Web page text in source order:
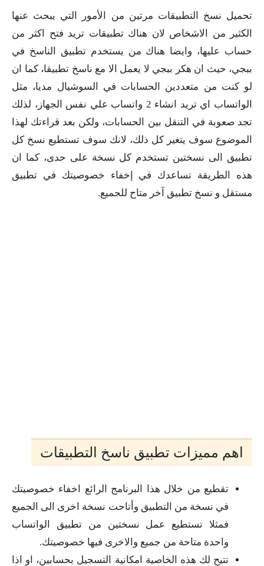
تحميل نسخ التطبيقات مرتين من الأمور التي يبحث عنها
الكثير من الاشخاص لان هناك تطبيقات تريد فتح اكثر من
حساب عليها، وايضا هناك من يستخدم تطبيق الناسخ في
ببجي، حيث ان هكر ببجي لا يعمل الا مع ناسخ تطبيقا، كما ان
لو كنت من متعددين الحسابات في السوشيال مديا، مثل
الواتساب اي تريد انشاء 2 واتساب علي نفس الجهاز، لذلك
تجد صعوبة في التنقل بين الحسابات، ولكن بعد قراءتك لهذا
الموضوع سوف يتغير كل ذلك، لانك سوف تستطيع نسخ كل
تطبيق الى نسختين تستخدم كل نسخة على حدى، كما ان
هذه الطريقة تساعدك في إخفاء خصوصيتك في تطبيق
مستقل و نسخ تطبيق آخر متاح للجميع.
اهم مميزات تطبيق ناسخ التطبيقات
تقطيع من خلال هذا البرنامج الرائع اخفاء خصوصيتك
في نسخة من التطبيق وأتاحت نسخة اخرى الى الجميع
فمثلا تستطيع عمل نسختين من تطبيق الواتساب
واحدة متاحة من جميع والاخرى فيها خصوصيتك.
تتيح لك هذه الخاصية امكانية التسجيل بحسابين، او اذا